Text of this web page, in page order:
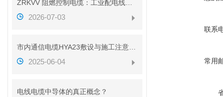
2026-07-03
2025-06-04
电线电缆中导体的真正概念？
联系
常用